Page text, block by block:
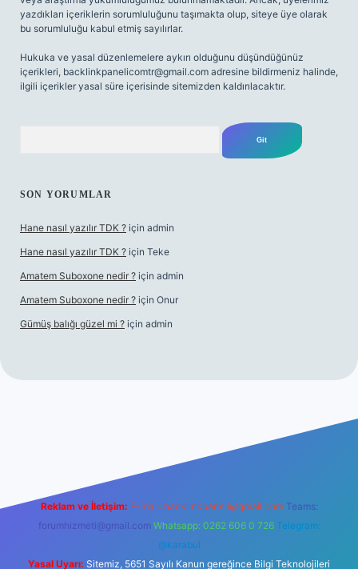
yazdıkları içeriklerin sorumluluğunu taşımakta olup, siteye üye olarak
bu sorumluluğu kabul etmiş sayılırlar.
Hukuka ve yasal düzenlemelere aykırı olduğunu düşündüğünüz
içerikleri, backlinkpanelicomtr@gmail.com adresine bildirmeniz halinde,
ilgili içerikler yasal süre içerisinde sitemizden kaldırılacaktır.
SON YORUMLAR
Hane nasıl yazılır TDK ? için admin
Hane nasıl yazılır TDK ? için Teke
Amatem Suboxone nedir ? için admin
Amatem Suboxone nedir ? için Onur
Gümüş balığı güzel mi ? için admin
Reklam ve İletişim: E-mail: backlinkpaneli@gmail.com Teams:
forumhizmeti@gmail.com Whatsapp: 0262 606 0 726 Telegram:
@karabul
Yasal Uyarı: Sitemiz, 5651 Sayılı Kanun gereğince Bilgi Teknolojileri